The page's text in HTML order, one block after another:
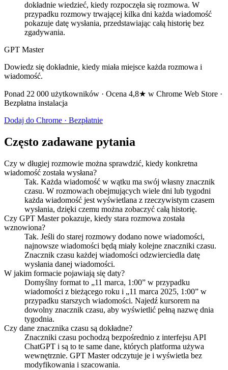
dokładnie wiedzieć, kiedy rozpoczęła się rozmowa. W
przypadku rozmowy trwającej kilka dni każda wiadomość
pokazuje datę wysłania, przedstawiając całą historię bez
zgadywania.
GPT Master
Dowiedz się dokładnie, kiedy miała miejsce każda rozmowa i
wiadomość.
Ponad 22 000 użytkowników · Ocena 4,8★ w Chrome Web Store ·
Bezpłatna instalacja
Dodaj do Chrome · Bezpłatnie
Często zadawane pytania
Czy w długiej rozmowie można sprawdzić, kiedy konkretna
wiadomość została wysłana?
Tak. Każda wiadomość w wątku ma swój własny znacznik
czasu. W rozmowach obejmujących wiele dni lub tygodni
każda wiadomość jest wyświetlana z rzeczywistym czasem
wysłania, dzięki czemu można zobaczyć całą historię.
Czy GPT Master pokazuje, kiedy stara rozmowa została
wznowiona?
Tak. Jeśli do starej rozmowy dodano nowe wiadomości,
najnowsze wiadomości będą miały kolejne znaczniki czasu.
Znacznik czasu każdej wiadomości odzwierciedla datę
wysłania danej wiadomości.
W jakim formacie pojawiają się daty?
Domyślny format to „11 marca, 1:00” w przypadku
wiadomości z bieżącego roku i „11 marca 2025, 1:00” w
przypadku starszych wiadomości. Najedź kursorem na
dowolny znacznik czasu, aby wyświetlić pełną nazwę dnia
tygodnia.
Czy dane znacznika czasu są dokładne?
Znaczniki czasu pochodzą bezpośrednio z interfejsu API
ChatGPT i są to te same dane, których platforma używa
wewnętrznie. GPT Master odczytuje je i wyświetla bez
modyfikowania i szacowania.